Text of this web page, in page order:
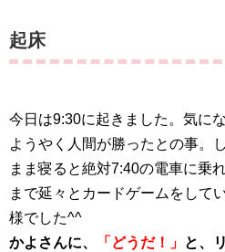
起床
今日は9:30に起きました。気に
ようやく人間が勝ったとの事。
まま寝ると絶対7:40の電車に乗
まで延々とカードゲームをして
様でした^^
かよさんに、
「どうだ！」 と、